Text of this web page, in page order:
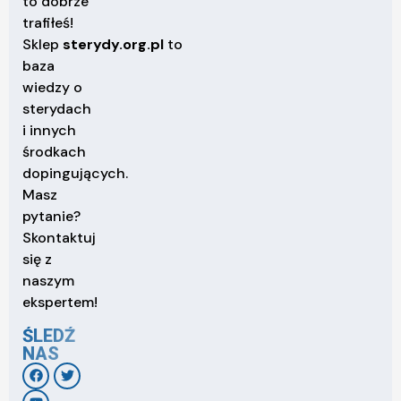
trafiłeś!
Sklep sterydy.org.pl to
baza
wiedzy o
sterydach
i innych
środkach
dopingujących.
Masz
pytanie?
Skontaktuj
się z
naszym
ekspertem!
ŚLEDŹ
NAS